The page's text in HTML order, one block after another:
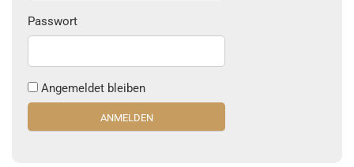
Passwort
Angemeldet bleiben